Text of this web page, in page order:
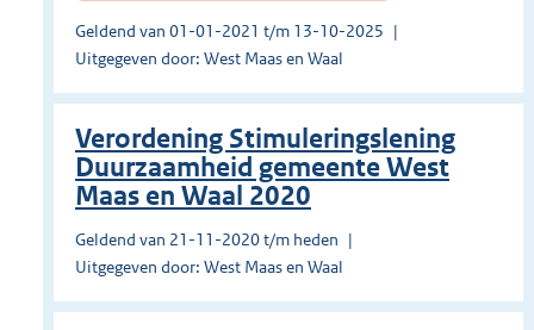
Geldend van 01-01-2021 t/m 13-10-2025
Uitgegeven door: West Maas en Waal
Verordening Stimuleringslening
Duurzaamheid gemeente West
Maas en Waal 2020
Geldend van 21-11-2020 t/m heden
Uitgegeven door: West Maas en Waal